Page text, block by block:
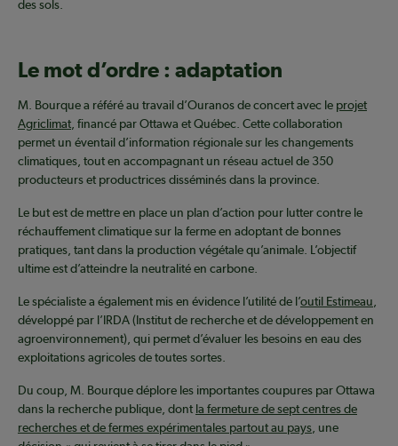
des sols.
Le mot d’ordre : adaptation
M. Bourque a référé au travail d’Ouranos de concert avec le projet
Agriclimat , financé par Ottawa et Québec. Cette collaboration
permet un éventail d’information régionale sur les changements
climatiques, tout en accompagnant un réseau actuel de 350
producteurs et productrices disséminés dans la province.
Le but est de mettre en place un plan d’action pour lutter contre le
réchauffement climatique sur la ferme en adoptant de bonnes
pratiques, tant dans la production végétale qu’animale. L’objectif
ultime est d’atteindre la neutralité en carbone.
Le spécialiste a également mis en évidence l’utilité de l’outil Estimeau
développé par l’IRDA (Institut de recherche et de développement en
agroenvironnement), qui permet d’évaluer les besoins en eau des
exploitations agricoles de toutes sortes.
Du coup, M. Bourque déplore les importantes coupures par Ottawa
dans la recherche publique, dont la fermeture de sept centres de
recherches et de fermes expérimentales partout au pays , une